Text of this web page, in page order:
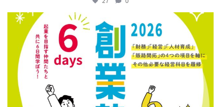
katosci
6月 12